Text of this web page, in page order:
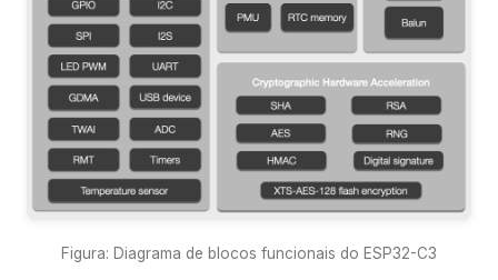
Figura: Diagrama de blocos funcionais do ESP32-C3